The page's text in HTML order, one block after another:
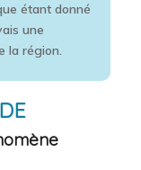
étant donné
une
la région.